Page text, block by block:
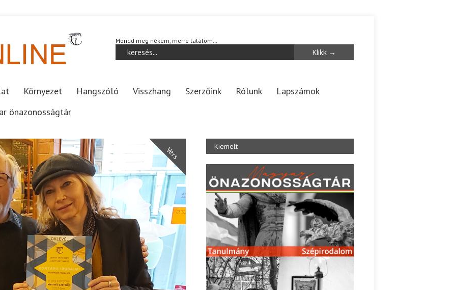
Mondd meg nékem, merre találom…
Környezet Hangszóló Visszhang Szerzőink Rólunk
Lapszámok
önazonosságtár
Vers Kiemelt